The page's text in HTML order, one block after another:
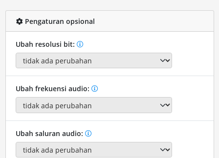
Pengaturan opsional
Ubah resolusi bit:
Ubah frekuensi audio:
Ubah saluran audio: